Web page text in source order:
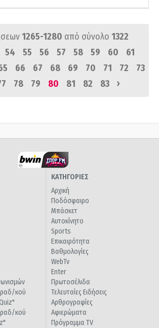
1265-1280 από σύνολο 1322
54 55 56 57 58 59 60
61
66 67 68 69 70 71 72
73
78 79 80 81 82 83 ›
ραδ/κού
ραδ/κού
ΚΑΤΗΓΟΡΙΕΣ
Αρχική
Ποδόσφαιρο
Μπάσκετ
Αυτοκίνητο
Sports
Επικαιρότητα
Βαθμολογίες
WebTv
Enter
Πρωτοσέλιδα
Τελευταίες Ειδήσεις
Αρθρογραφίες
Αφιερώματα
Πρόγραμμα TV